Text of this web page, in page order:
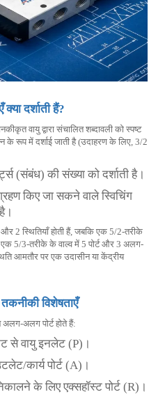
दर्शाती हैं?
वायु द्वारा संचालित शब्दावली को स्पष्ट
रूप में दर्शाई जाती है (उदाहरण के लिए, 3/2
(संबंध) की संख्या को दर्शाती है।
ग्रहण किए जा सकने वाले स्विचिंग
2 स्थितियाँ होती हैं, जबकि एक 5/2-तरीके
एक 5/3-तरीके के वाल्व में 5 पोर्ट और 3 अलग-
आमतौर पर एक उदासीन या केंद्रीय
विशेषताएँ
अलग-अलग पोर्ट होते हैं:
से वायु इनलेट (P)।
कार्य पोर्ट (A)।
के लिए एक्सहॉस्ट पोर्ट (R)।